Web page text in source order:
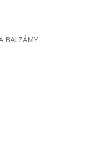
BALZÁMY